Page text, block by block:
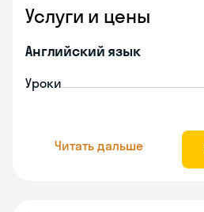
Услуги и цены
Английский язык
Уроки
Читать дальше